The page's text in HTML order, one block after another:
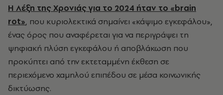
Η Λέξη της Χρονιάς για το 2024 ήταν το «brain
rot», που κυριολεκτικά σημαίνει «κάψιμο εγκεφάλου»,
ένας όρος που αναφέρεται για να περιγράψει τη
ψηφιακή πλύση εγκεφάλου ή αποβλάκωση που
προκύπτει από την εκτεταμμένη έκθεση σε
περιεχόμενο χαμηλού επιπέδου σε μέσα κοινωνικής
δικτύωσης.